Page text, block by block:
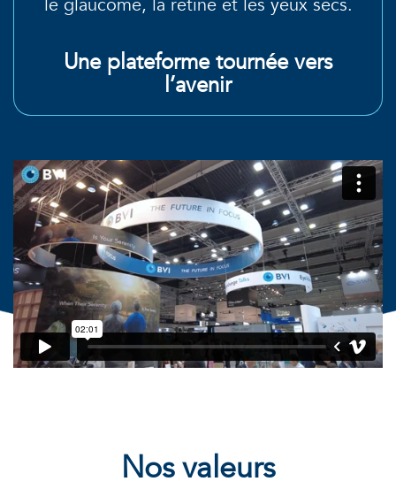
le glaucome, la rétine et les yeux secs.
Une plateforme tournée vers
l’avenir
Nos valeurs